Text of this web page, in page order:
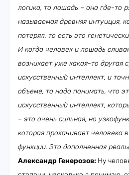
логика, то лошадь – она где-то
называемая древняя интуиция,
потерял, то есть это
И когда человек и лошадь
возникает уже какая-то другая
искусственный интеллект, и
объеме, то надо понимать, что
искусственный интеллект,
– это очень сильная, но
которая прокачивает человека
функции. Это дополненная
Александр Генерозов: Ну